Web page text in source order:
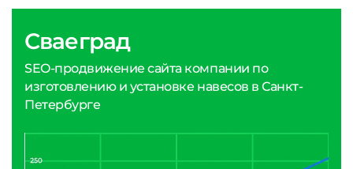
Сваеград
SEO-продвижение сайта компании по
изготовлению и установке навесов в Санкт-
Петербурге